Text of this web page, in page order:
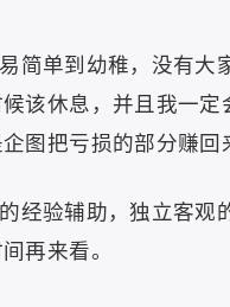
简单到幼稚，没有大
该休息，并且我一
图把亏损的部分赚回
经验辅助，独立客观
再来看。